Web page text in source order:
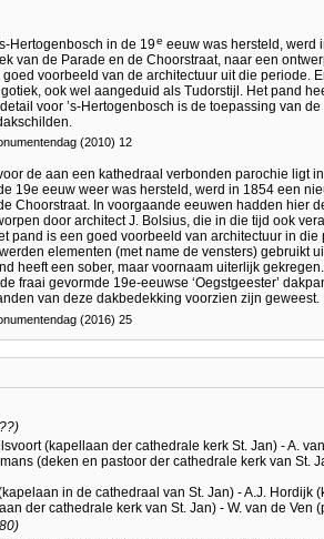
Hertogenbosch in de 19e eeuw was hersteld, werd
van de Parade en de Choorstraat, naar een
voorbeeld van de architectuur uit die periode.
ook wel aangeduid als Tudorstijl. Het pand
voor ’s-Hertogenbosch is de toepassing van
(2010) 12
de aan een kathedraal verbonden parochie ligt
19e eeuw weer was hersteld, werd in 1854 een
Choorstraat. In voorgaande eeuwen hadden hier
door architect J. Bolsius, die in die tijd ook
pand is een goed voorbeeld van architectuur in
elementen (met name de vensters) gebruikt
heeft een sober, maar voornaam uiterlijk
fraai gevormde 19e-eeuwse ‘Oegstgeester’
van deze dakbedekking voorzien zijn geweest.
(2016) 25
(kapellaan der cathedrale kerk St. Jan) - A.
(deken en pastoor der cathedrale kerk van St.
in de cathedraal van St. Jan) - A.J. Hordijk
der cathedrale kerk van St. Jan) - W. van de Ven